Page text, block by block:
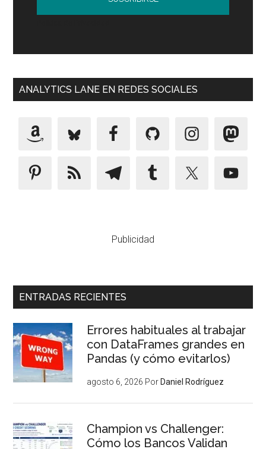
ANALYTICS LANE EN REDES SOCIALES
Publicidad
ENTRADAS RECIENTES
Errores habituales al trabajar
con DataFrames grandes en
Pandas (y cómo evitarlos)
agosto 6, 2026 PorDaniel Rodríguez
Champion vs Challenger:
Cómo los Bancos Validan